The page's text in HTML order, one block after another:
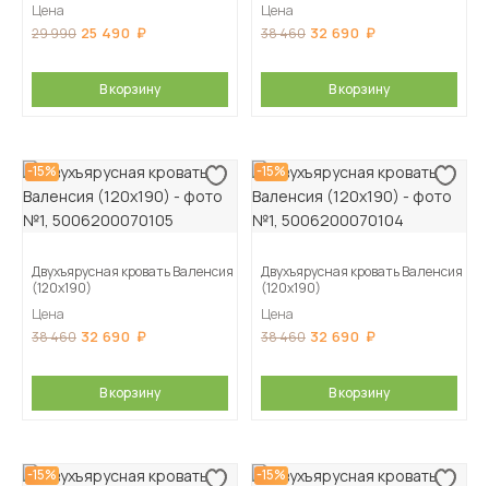
Цена
29 990 25 490
В корзину
Цена
38 460 32 690
В корзину
-15%
Двухъярусная кровать Валенсия
(120х190)
Цена
38 460 32 690
В корзину
-15%
Двухъярусная кровать Валенсия
(120х190)
Цена
38 460 32 690
В корзину
-15% -15%